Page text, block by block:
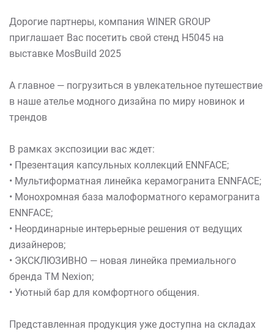
Дорогие партнеры, компания WINER GROUP
приглашает Вас посетить свой стенд H5045 на
выставке MosBuild 2025
А главное — погрузиться в увлекательное путешествие
в наше ателье модного дизайна по миру новинок и
трендов
В рамках экспозиции вас ждет:
• Презентация капсульных коллекций ENNFACE;
• Мультиформатная линейка керамогранита ENNFACE;
• Монохромная база малоформатного керамогранита
ENNFACE;
• Неординарные интерьерные решения от ведущих
дизайнеров;
• ЭКСКЛЮЗИВНО — новая линейка премиального
бренда ТМ Nexion;
• Уютный бар для комфортного общения.
Представленная продукция уже доступна на складах